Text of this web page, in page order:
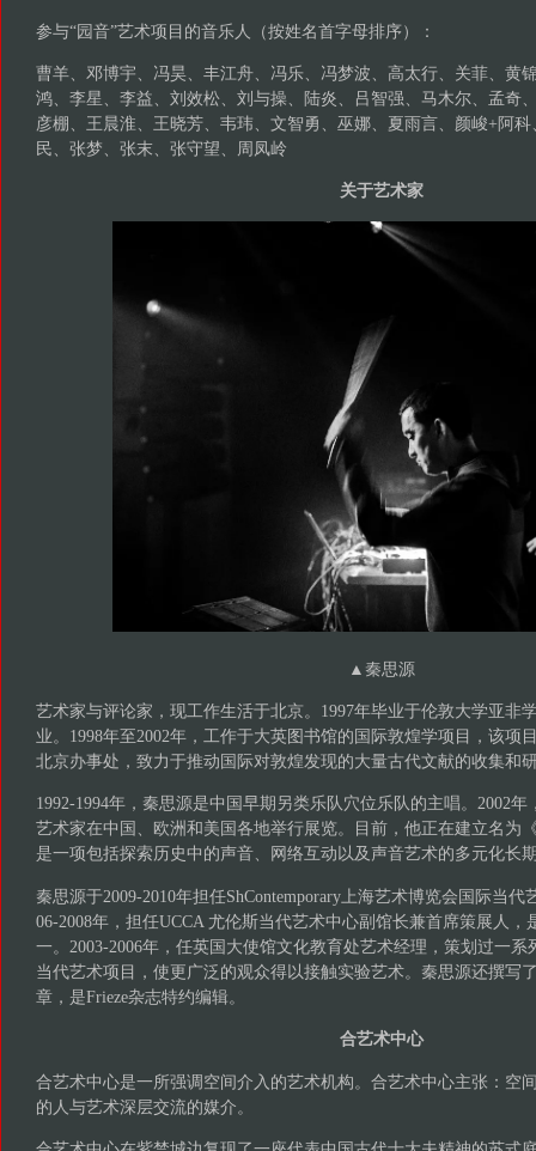
参与“园音”艺术项目的音乐人（按姓名首字母排序）：
曹羊、邓博宇、冯昊、丰江舟、冯乐、冯梦波、高太行、关菲、黄
鸿、李星、李益、刘效松、刘与操、陆炎、吕智强、马木尔、孟奇
彦棚、王晨淮、王晓芳、韦玮、文智勇、巫娜、夏雨言、颜峻+阿
民、张梦、张末、张守望、周凤岭
关于艺术家
▲秦思源
艺术家与评论家，现工作生活于北京。1997年毕业于伦敦大学亚非
业。1998年至2002年，工作于大英图书馆的国际敦煌学项目，该项
北京办事处，致力于推动国际对敦煌发现的大量古代文献的收集和
1992-1994年，秦思源是中国早期另类乐队穴位乐队的主唱。2002
艺术家在中国、欧洲和美国各地举行展览。目前，他正在建立名为
是一项包括探索历史中的声音、网络互动以及声音艺术的多元化长
秦思源于2009-2010年担任ShContemporary上海艺术博览会国际当代
06-2008年，担任UCCA 尤伦斯当代艺术中心副馆长兼首席策展人，
一。2003-2006年，任英国大使馆文化教育处艺术经理，策划过一
当代艺术项目，使更广泛的观众得以接触实验艺术。秦思源还撰写
章，是Frieze杂志特约编辑。
合艺术中心
合艺术中心是一所强调空间介入的艺术机构。合艺术中心主张：空
的人与艺术深层交流的媒介。